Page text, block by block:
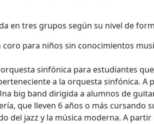
en tres grupos según su nivel de
coro para niños sin conocimientos
orquesta sinfónica para estudiantes
a la orquesta sinfónica. A
big band dirigida a alumnos de
que lleven 6 años o más cursando
del jazz y la música moderna. A partir